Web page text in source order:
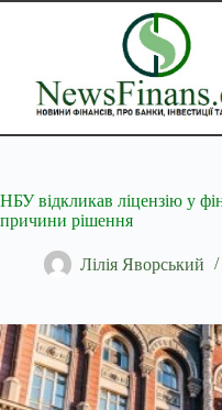
Перейти
НБУ відкликав ліцензію у
причини рішення
Лілія Яворський